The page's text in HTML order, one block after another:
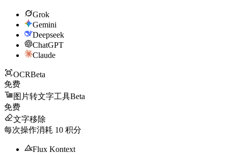
Grok
Gemini
Deepseek
ChatGPT
Claude
OCRBeta
免费
图片转文字工具Beta
免费
文字移除
每次操作消耗 10 积分
Flux Kontext